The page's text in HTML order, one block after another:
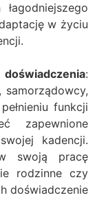
w życiu
:
samorządowcy,
funkcji
zapewnione
kadencji.
swoją pracę
rodzinne czy
doświadczenie